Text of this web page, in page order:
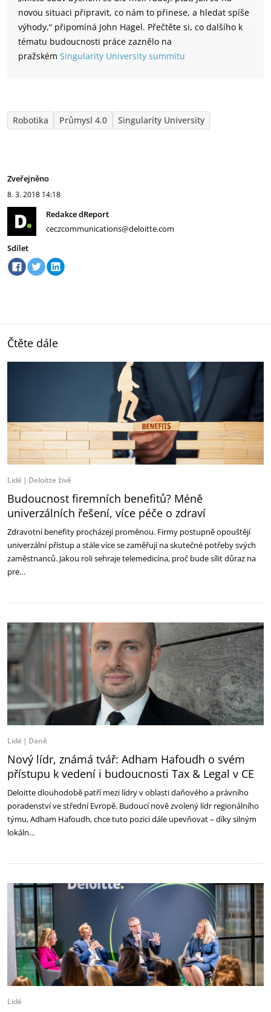
novou situaci připravit, co nám to přinese, a hledat spíše
výhody,“ připomíná John Hagel. Přečtěte si, co dalšího k
tématu budoucnosti práce zaznělo na
pražském Singularity University summitu
Robotika Průmysl 4.0 Singularity University
Zveřejněno
8. 3. 2018 14:18
Redakce dReport
ceczcommunications@deloitte.com
Sdílet
Čtěte dále
Lidé Deloitte živě
Budoucnost firemních benefitů? Méně
univerzálních řešení, více péče o zdraví
Zdravotní benefity procházejí proměnou. Firmy postupně opouštějí
univerzální přístup a stále více se zaměřují na skutečné potřeby svých
zaměstnanců. Jakou roli sehraje telemedicína, proč bude sílit důraz na
pre…
Lidé Daně
Nový lídr, známá tvář: Adham Hafoudh o svém
přístupu k vedení i budoucnosti Tax & Legal v CE
Deloitte dlouhodobě patří mezi lídry v oblasti daňového a právního
poradenství ve střední Evropě. Budoucí nově zvolený lídr regionálního
týmu, Adham Hafoudh, chce tuto pozici dále upevňovat – díky silným
lokáln…
Lidé